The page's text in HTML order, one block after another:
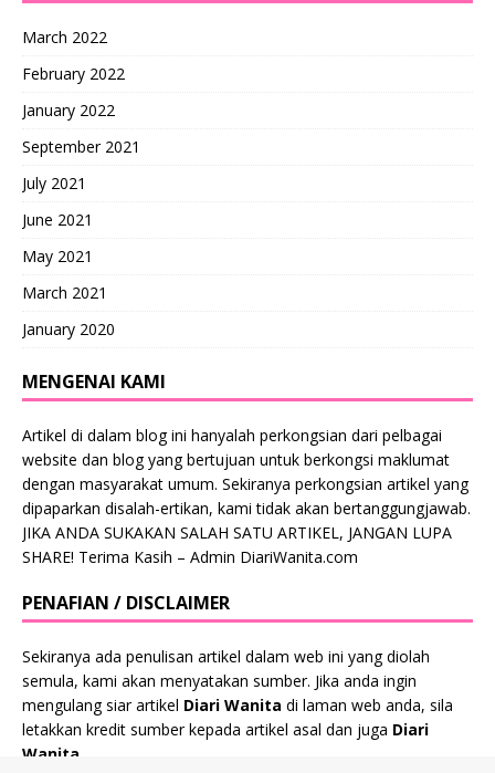
March 2022
February 2022
January 2022
September 2021
July 2021
June 2021
May 2021
March 2021
January 2020
MENGENAI KAMI
Artikel di dalam blog ini hanyalah perkongsian dari pelbagai
website dan blog yang bertujuan untuk berkongsi maklumat
dengan masyarakat umum. Sekiranya perkongsian artikel yang
dipaparkan disalah-ertikan, kami tidak akan bertanggungjawab.
JIKA ANDA SUKAKAN SALAH SATU ARTIKEL, JANGAN LUPA
SHARE! Terima Kasih – Admin DiariWanita.com
PENAFIAN / DISCLAIMER
Sekiranya ada penulisan artikel dalam web ini yang diolah
semula, kami akan menyatakan sumber. Jika anda ingin
mengulang siar artikel Diari Wanita di laman web anda, sila
letakkan kredit sumber kepada artikel asal dan juga Diari
Wanita